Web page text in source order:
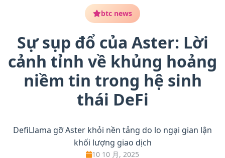
btc news
Sự sụp đổ của Aster: Lời
cảnh tỉnh về khủng hoảng
niềm tin trong hệ sinh
thái DeFi
DefiLlama gỡ Aster khỏi nền tảng do lo ngại gian lận
khối lượng giao dịch
10 10 月, 2025